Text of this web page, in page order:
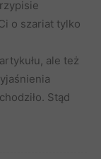
o szariat tylko
ale też
Stąd